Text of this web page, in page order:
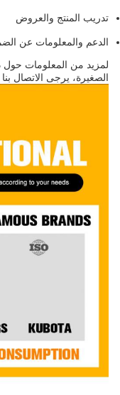
تدريب المنتج والعروض
الدعم والمعلومات عن
لمزيد من المعلومات حول
الصغيرة، يرجى الاتصال بنا